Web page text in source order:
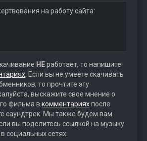
на работу сайта:
НЕработает, то напишите
. Если вы не умеете скачивать
то прочтите эту
выскажите свое мнение о
фильма в комментарияхпосле
саундтрек. Мы также будем вам
вы поделитесь ссылкой на музыку
социальных сетях.